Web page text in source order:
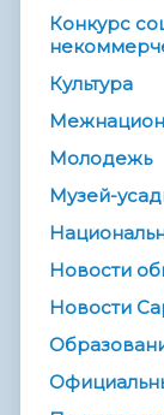
Конкурс
Культура
Молодежь
Музей-
Новости
Новости